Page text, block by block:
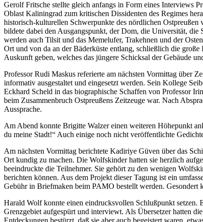
Gerolf Fritsche stellte gleich anfangs in Form eines Interviews
Oblast Kaliningrad zum kritischen Dissidenten des Regimes
historisch-kulturellen Schwerpunkte des nördlichen
bildete dabei den Ausgangspunkt, der Dom, die Universität,
werden auch Tilsit und das Memelufer, Trakehnen und der
Ort und von da an der Bäderküste entlang, schließlich die
Auskunft geben, welches das jüngere Schicksal der Gebäude
Professor Rudi Maskus referierte am nächsten Vormittag über
informativ ausgestaltet und eingesetzt werden. Sein Kollege
Eckhard Scheld in das biographische Schaffen von Professor
beim Zusammenbruch Ostpreußens Zeitzeuge war. Nach
Aussprache.
Am Abend konnte Brigitte Walzer einen weiteren Höhepunkt
du meine Stadt!“ Auch einige noch nicht veröffentlichte
Am nächsten Vormittag berichtete Kadiriye Güven über das
Ort kundig zu machen. Die Wolfskinder hatten sie herzlich
beeindruckte die Teilnehmer. Sie gehört zu den wenigen
berichten können. Aus dem Projekt dieser Tagung ist ein
Gebühr in Briefmaken beim PAMO bestellt werden. Gesondert
Harald Wolf konnte einen eindrucksvollen Schlußpunkt setzen.
Grenzgebiet aufgespürt und interviewt. Als Übersetzer hatten
Entdeckungen bestürzt, daß sie aber auch begeistert waren,